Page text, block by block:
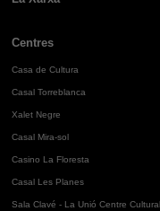
Centres
Casa de Cultura
Casal Torreblanca
Xalet Negre
Casal Mira-sol
Casino La Floresta
Casal Les Planes
Sala Clavé - La Unió Centre Cultural